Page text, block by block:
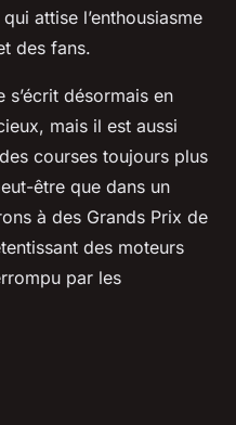
attise l’enthousiasme
des fans.
désormais en
mais il est aussi
courses toujours plus
être que dans un
à des Grands Prix de
des moteurs
par les